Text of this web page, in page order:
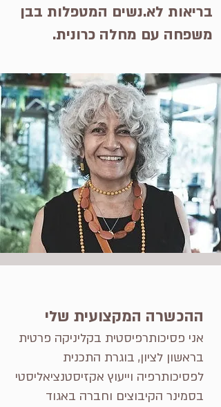
בריאות לא.נשים המטפלות בבן
משפחה עם מחלה כרונית.
ההכשרה המקצועית שלי
אני פסיכותרפיסטית בקליניקה פרטית
בראשון לציון, בוגרת התכנית
לפסיכותרפיה וייעוץ אקזיסטנציאליסטי
בסמינר הקיבוצים וחברה באגוד